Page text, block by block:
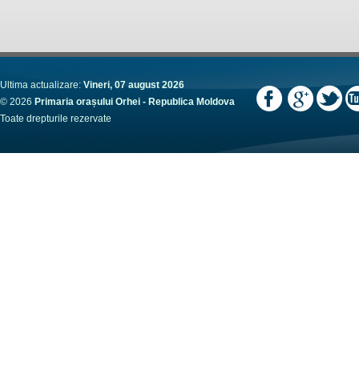
Ultima actualizare: Vineri, 07 august 2026
© 2026 Primaria orașului Orhei - Republica Moldova
Toate drepturile rezervate